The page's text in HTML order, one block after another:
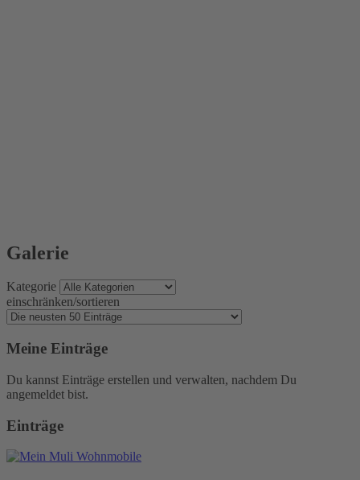
Galerie
Kategorie
einschränken/sortieren
Meine Einträge
Du kannst Einträge erstellen und verwalten, nachdem Du
angemeldet bist.
Einträge
Wohnmobile